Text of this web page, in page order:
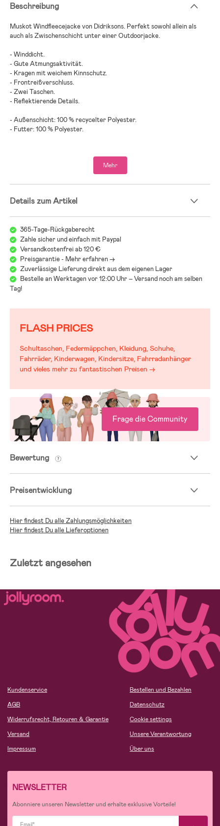
Beschreibung
Muskot Windfleecejacke von Didriksons. Perfekt sowohl allein als
auch als Zwischenschicht unter einer Outdoorjacke.
- Winddicht.
- Gute Atmungsaktivität.
- Kragen mit weichem Kinnschutz.
- Frontreißverschluss.
- Zwei Taschen.
- Reflektierende Details.
- Außenschicht: 100 % recycelter Polyester.
- Futter: 100 % Polyester.
Mehr
Details zum Artikel
365-Tage-Rückgaberecht
Zahle sicher und einfach mit Paypal
Versandkostenfrei ab 120 €
Preisgarantie - Mehr erfahren ->
Zuverlässige Lieferung direkt aus dem eigenen Lager
Bestelle an Werktagen vor 12:00 Uhr – Versand noch am selben
Tag!
FLASH PRICES
Schultaschen, Federmäppchen, Kleidung, Schuhe,
Fahrräder, Kinderwagen, Kindersitze, Fahrradanhänger
und vieles mehr zu fantastischen Preisen →
Frage die Community
Bewertung
Preisentwicklung
Hier findest Du alle Zahlungsmöglichkeiten
Hier findest Du alle Lieferoptionen
Zuletzt angesehen
Kundenservice
AGB
Widerrufsrecht, Retouren & Garantie
Versand
Impressum
Bestellen und Bezahlen
Datenschutz
Cookie settings
Unsere Verantwortung
Über uns
NEWSLETTER
Abonniere unseren Newsletter und erhalte exklusive Vorteile!
Email*